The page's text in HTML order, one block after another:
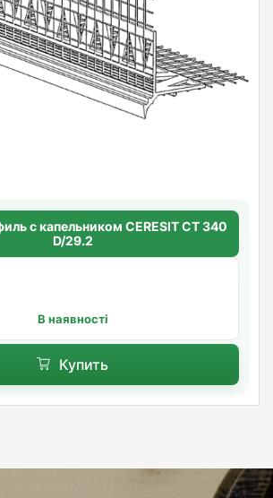
с капельником CERESIT CT 340
D/29.2
В наявності
Купить